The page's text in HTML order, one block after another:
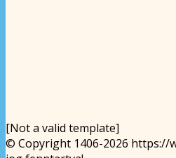
[Not a valid template]
© Copyright 1406-2026 https://